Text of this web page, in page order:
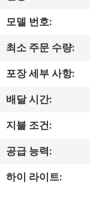
상
우
리
에
대
하
여
모델 번호:
최소 주문 수량:
포장 세부 사항:
배달 시간:
지불 조건:
공급 능력:
하이 라이트: